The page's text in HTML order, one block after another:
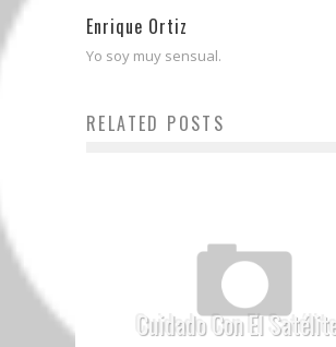
Enrique Ortiz
Yo soy muy sensual.
RELATED POSTS
Cuidado Con El